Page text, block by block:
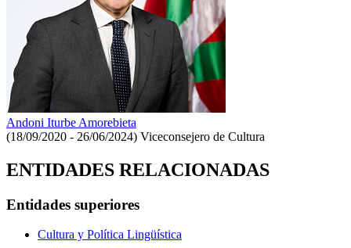
Andoni Iturbe Amorebieta
(18/09/2020 - 26/06/2024) Viceconsejero de Cultura
ENTIDADES RELACIONADAS
Entidades superiores
Cultura y Política Lingüística